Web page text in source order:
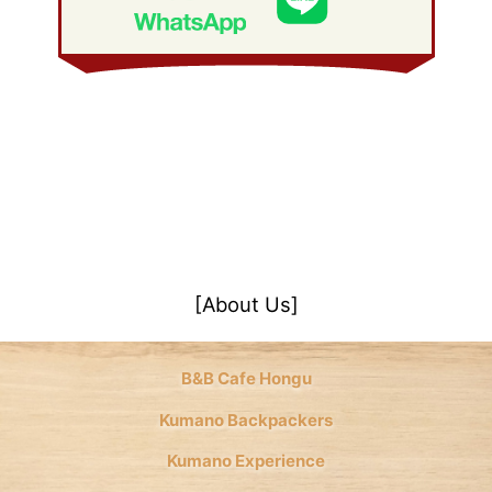
January 2008(21)
[About Us]
B&B Cafe Hongu
Kumano Backpackers
Kumano Experience